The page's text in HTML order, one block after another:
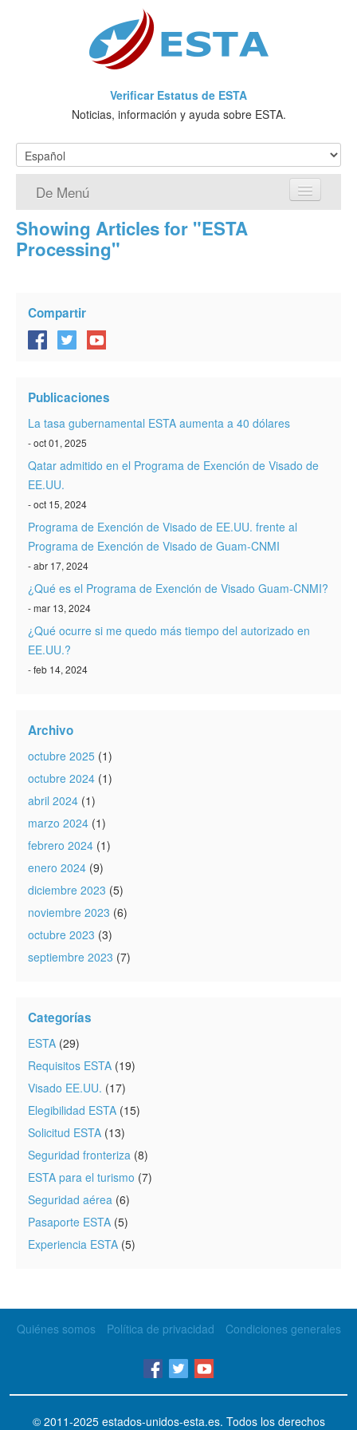
Verificar Estatus de ESTA
Noticias, información y ayuda sobre ESTA.
De Menú
Página de inicio
Solicitud ESTA
VWP
ESTA Información
Contacto
Showing Articles for "ESTA
Processing"
Compartir
Publicaciones
La tasa gubernamental ESTA aumenta a 40 dólares
- oct 01, 2025
Qatar admitido en el Programa de Exención de Visado de
EE.UU.
- oct 15, 2024
Programa de Exención de Visado de EE.UU. frente al
Programa de Exención de Visado de Guam-CNMI
- abr 17, 2024
¿Qué es el Programa de Exención de Visado Guam-CNMI?
- mar 13, 2024
¿Qué ocurre si me quedo más tiempo del autorizado en
EE.UU.?
- feb 14, 2024
Archivo
octubre 2025 (1)
octubre 2024 (1)
abril 2024 (1)
marzo 2024 (1)
febrero 2024 (1)
enero 2024 (9)
diciembre 2023 (5)
noviembre 2023 (6)
octubre 2023 (3)
septiembre 2023 (7)
Categorías
ESTA (29)
Requisitos ESTA (19)
Visado EE.UU. (17)
Elegibilidad ESTA (15)
Solicitud ESTA (13)
Seguridad fronteriza (8)
ESTA para el turismo (7)
Seguridad aérea (6)
Pasaporte ESTA (5)
Experiencia ESTA (5)
Quiénes somos Política de privacidad Condiciones generales
© 2011-2025 estados-unidos-esta.es. Todos los derechos